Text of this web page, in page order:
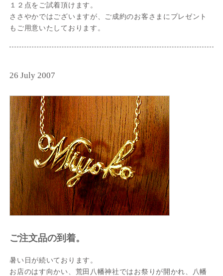
１２点をご試着頂けます。
ささやかではございますが、ご成約のお客さまにプレゼント
もご用意いたしております。
26 July 2007
ご注文品の到着。
暑い日が続いております。
お店のはす向かい、荒田八幡神社ではお祭りが開かれ、八幡